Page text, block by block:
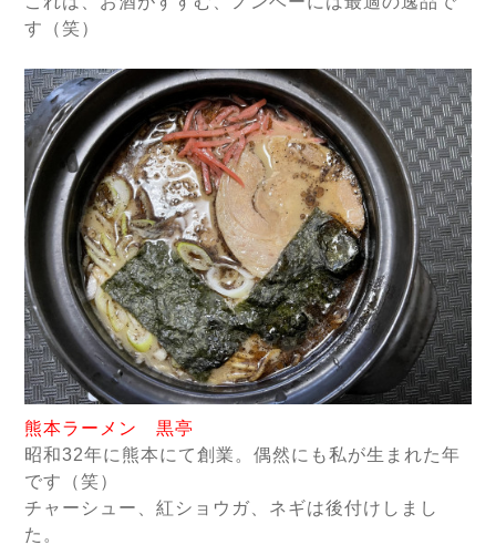
す（笑）
熊本ラーメン 黒亭
昭和32年に熊本にて創業。偶然にも私が生まれた年
です（笑）
チャーシュー、紅ショウガ、ネギは後付けしまし
た。